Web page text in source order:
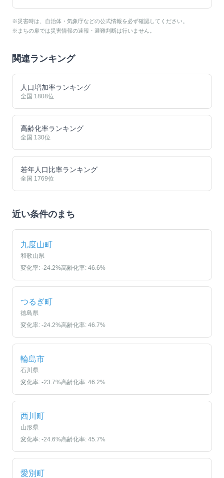
※災害時は、自治体・気象庁などの公式情報を必ず確認してください。
※まちの扉では災害情報の速報・避難判断は行いません。
関連ランキング
人口増加率ランキング
全国 1808位
高齢化率ランキング
全国 130位
若年人口比率ランキング
全国 1769位
近い条件のまち
九度山町
和歌山県
変化率: -24.2%高齢化率: 46.6%
つるぎ町
徳島県
変化率: -24.2%高齢化率: 46.7%
輪島市
石川県
変化率: -23.7%高齢化率: 46.2%
西川町
山形県
変化率: -24.6%高齢化率: 45.7%
愛別町